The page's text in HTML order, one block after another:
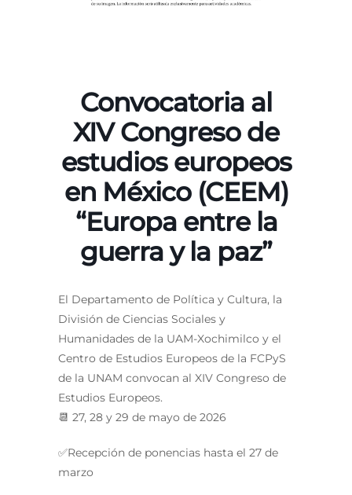
Convocatoria al
XIV Congreso de
estudios europeos
en México (CEEM)
“Europa entre la
guerra y la paz”
El Departamento de Política y Cultura, la
División de Ciencias Sociales y
Humanidades de la UAM-Xochimilco y el
Centro de Estudios Europeos de la FCPyS
de la UNAM convocan al XIV Congreso de
Estudios Europeos.
📆 27, 28 y 29 de mayo de 2026
✅Recepción de ponencias hasta el 27 de
marzo